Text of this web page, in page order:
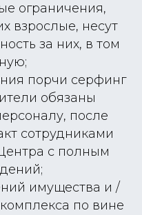
ограничения,
взрослые, несут
за них, в том
порчи серфинг
обязаны
после
сотрудниками
с полным
имущества и /
по вине